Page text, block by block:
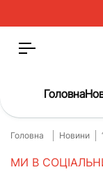
Головна
Головна
Головна Новини
МИ В